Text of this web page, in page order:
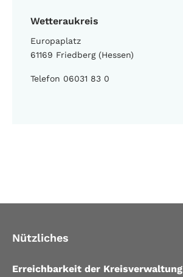
Wetteraukreis
Europaplatz
61169 Friedberg (Hessen)
Telefon 06031 83 0
Nützliches
Erreichbarkeit der Kreisverwaltung